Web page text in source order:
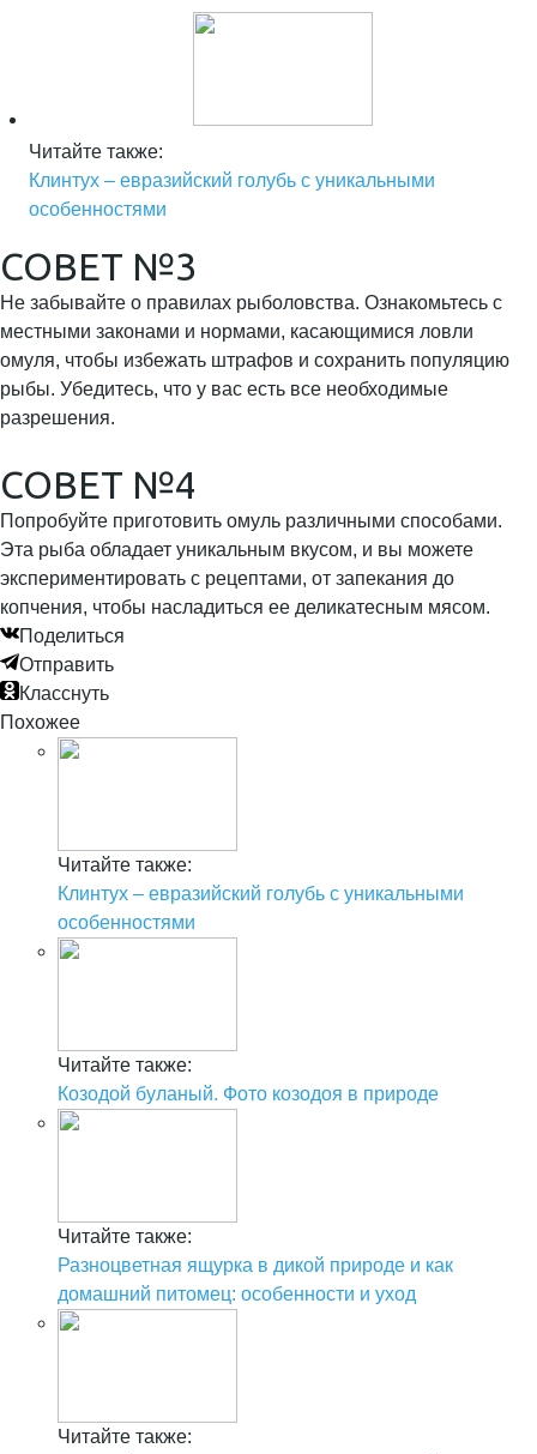
Читайте также:
Клинтух – евразийский голубь с уникальными
особенностями
СОВЕТ №3
Не забывайте о правилах рыболовства. Ознакомьтесь с
местными законами и нормами, касающимися ловли
омуля, чтобы избежать штрафов и сохранить популяцию
рыбы. Убедитесь, что у вас есть все необходимые
разрешения.
СОВЕТ №4
Попробуйте приготовить омуль различными способами.
Эта рыба обладает уникальным вкусом, и вы можете
экспериментировать с рецептами, от запекания до
копчения, чтобы насладиться ее деликатесным мясом.
Поделиться
Отправить
Класснуть
Похожее
Читайте также:
Клинтух – евразийский голубь с уникальными
особенностями
Читайте также:
Козодой буланый. Фото козодоя в природе
Читайте также:
Разноцветная ящурка в дикой природе и как
домашний питомец: особенности и уход
Читайте также: